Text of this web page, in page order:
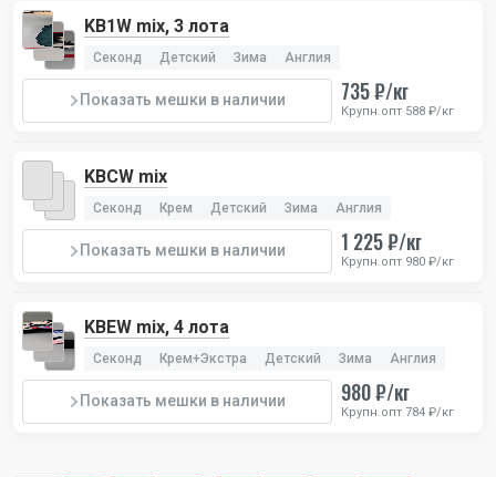
KB1W mix, 3 лота
Секонд Детский Зима Англия
Показать мешки в наличии 735 ₽/кг
Крупн.опт 588 ₽/кг
KBCW mix
Секонд Крем Детский Зима Англия
Показать мешки в наличии 1 225 ₽/кг
Крупн.опт 980 ₽/кг
KBEW mix, 4 лота
Секонд Крем+Экстра Детский Зима Англия
Показать мешки в наличии 980 ₽/кг
Крупн.опт 784 ₽/кг